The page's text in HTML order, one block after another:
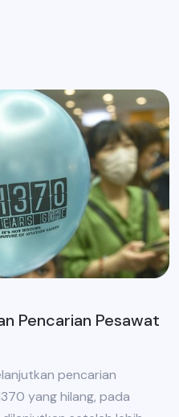
Pencarian Pesawat
pencarian
yang hilang, pada